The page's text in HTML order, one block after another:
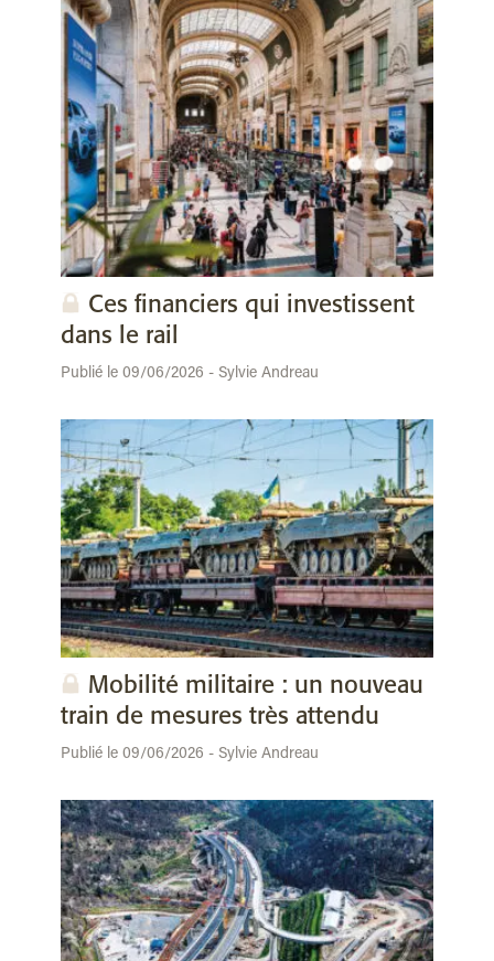
Ces financiers qui investissent
dans le rail
Publié le 09/06/2026 - Sylvie Andreau
Mobilité militaire : un nouveau
train de mesures très attendu
Publié le 09/06/2026 - Sylvie Andreau